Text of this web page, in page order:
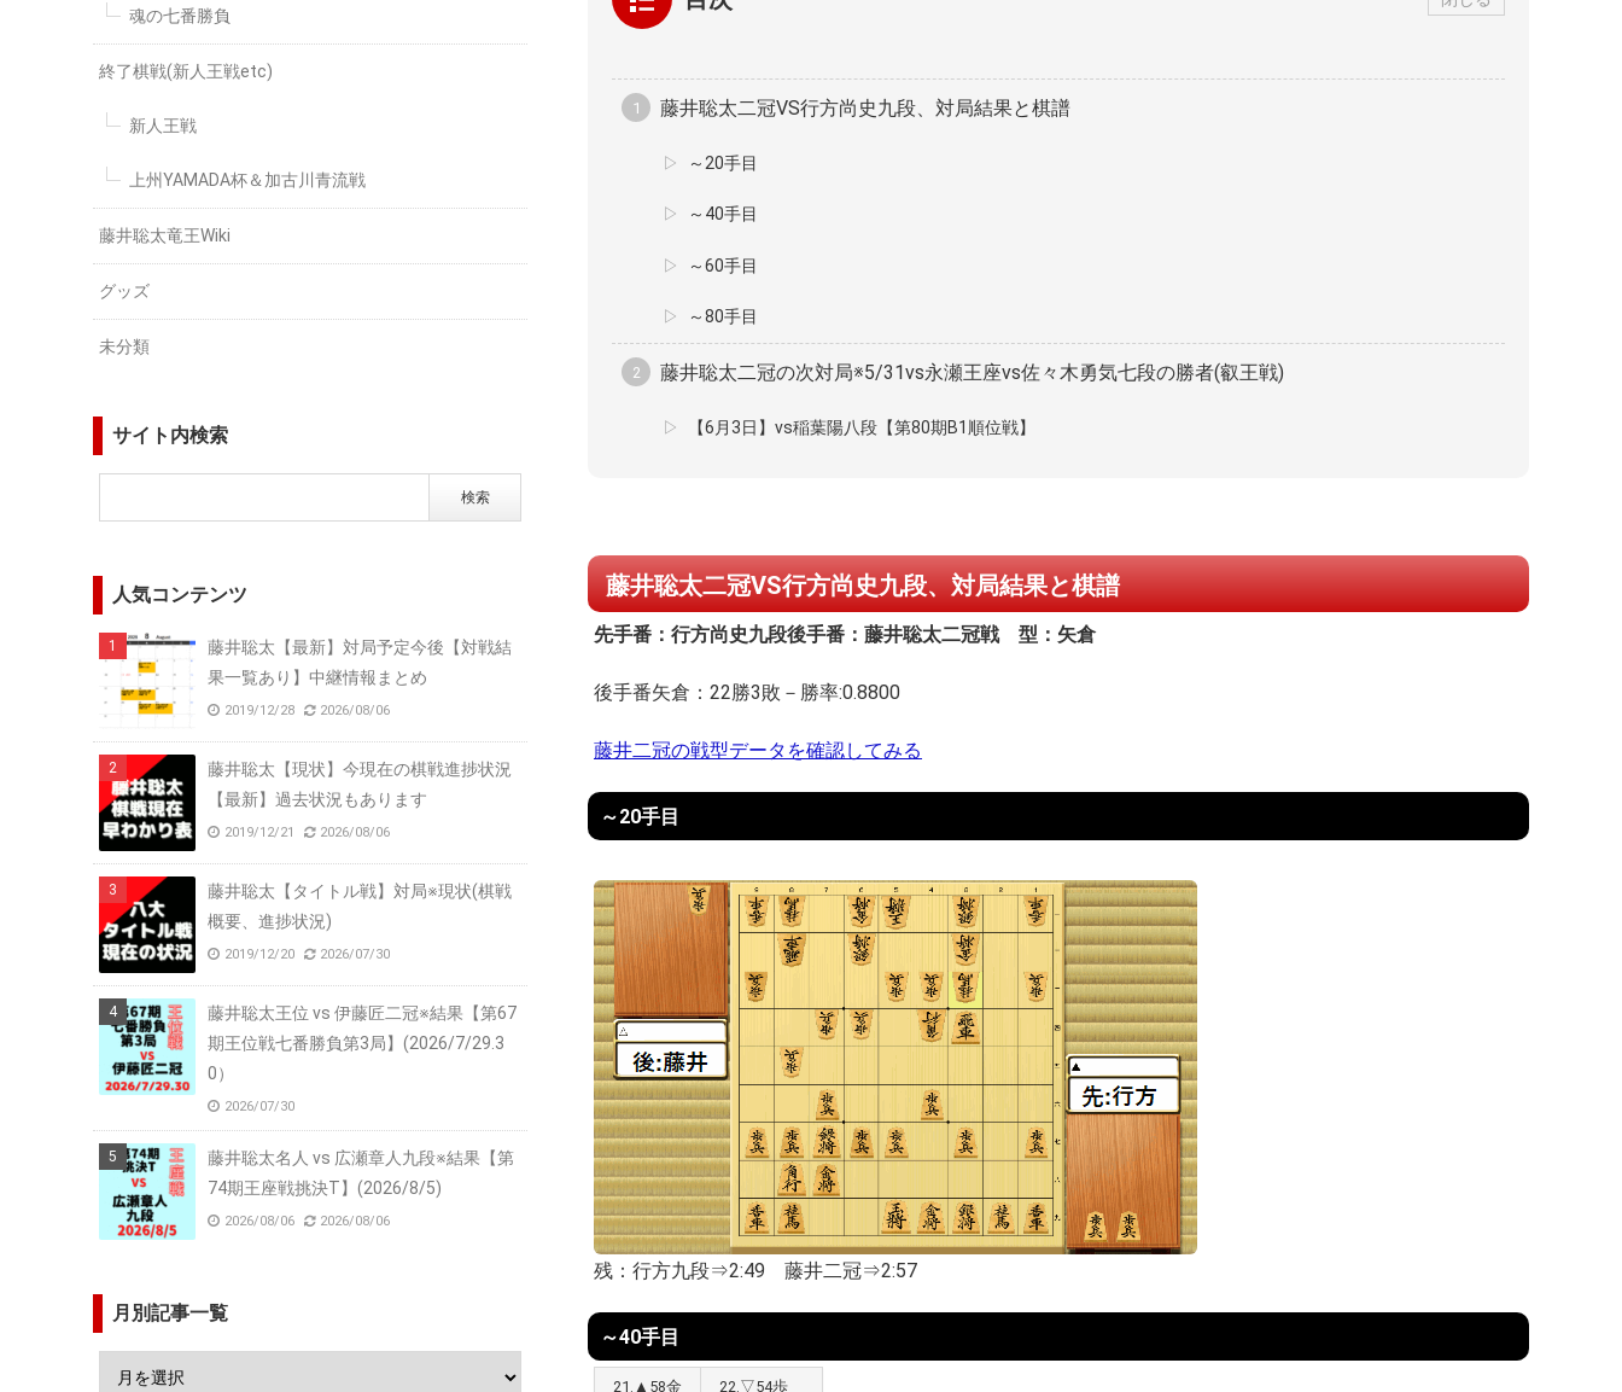
藤井聡太二冠VS行方尚史九段、対局結果と棋譜
～20手目
～40手目
～60手目
～80手目
藤井聡太二冠の次対局※5/31vs永瀬王座vs佐々木勇気七段の勝者(叡王戦)
【6月3日】vs稲葉陽八段【第80期B1順位戦】
藤井聡太二冠VS行方尚史九段、対局結果と棋譜
先手番：行方尚史九段後手番：藤井聡太二冠戦 型：矢倉
後手番矢倉：22勝3敗－勝率:0.8800
藤井二冠の戦型データを確認してみる
～20手目
残：行方九段⇒2:49 藤井二冠⇒2:57
～40手目
21.▲58金 22.▽54歩
魂の七番勝負
終了棋戦(新人王戦etc)
新人王戦
上州YAMADA杯＆加古川青流戦
藤井聡太竜王Wiki
グッズ
未分類
サイト内検索
人気コンテンツ
藤井聡太【最新】対局予定今後【対戦結
果一覧あり】中継情報まとめ
2019/12/28 2026/08/06
藤井聡太【現状】今現在の棋戦進捗状況
【最新】過去状況もあります
2019/12/21 2026/08/06
藤井聡太【タイトル戦】対局※現状(棋戦
概要、進捗状況)
2019/12/20 2026/07/30
藤井聡太王位 vs 伊藤匠二冠※結果【第67
期王位戦七番勝負第3局】(2026/7/29.3
0）
2026/07/30
藤井聡太名人 vs 広瀬章人九段※結果【第
74期王座戦挑決T】(2026/8/5)
2026/08/06 2026/08/06
月別記事一覧